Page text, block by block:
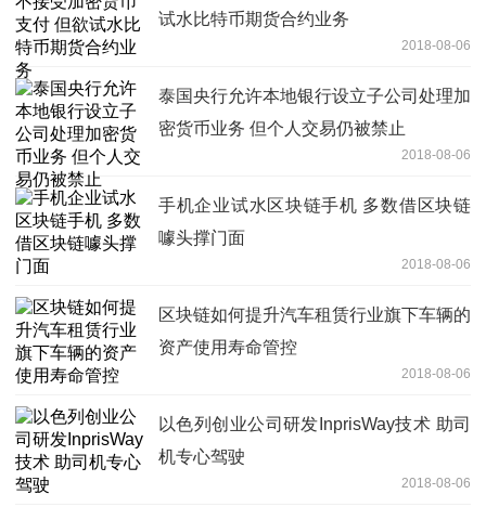
试水比特币期货合约业务
2018-08-06
泰国央行允许本地银行设立子公司处理加
密货币业务 但个人交易仍被禁止
2018-08-06
手机企业试水区块链手机 多数借区块链
噱头撑门面
2018-08-06
区块链如何提升汽车租赁行业旗下车辆的
资产使用寿命管控
2018-08-06
以色列创业公司研发InprisWay技术 助司
机专心驾驶
2018-08-06